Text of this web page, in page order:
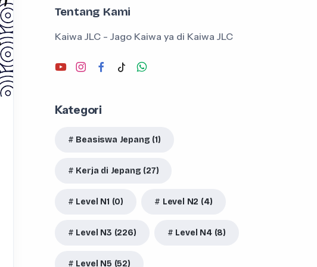
Tentang Kami
Kaiwa JLC - Jago Kaiwa ya di Kaiwa JLC
Kategori
Beasiswa Jepang (1)
Kerja di Jepang (27)
Level N1 (0) Level N2 (4)
Level N3 (226) Level N4 (8)
Level N5 (52)